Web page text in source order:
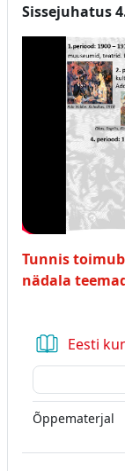
Sissejuhatus
Tunnis
nädala
Eesti
Õppematerjal